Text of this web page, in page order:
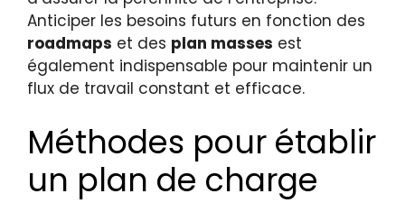
Anticiper les besoins futurs en fonction des
roadmaps et des plan masses est
également indispensable pour maintenir un
flux de travail constant et efficace.
Méthodes pour établir
un plan de charge